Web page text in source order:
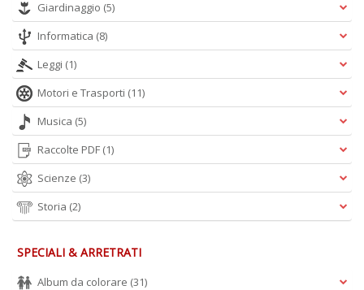
Giardinaggio (5)
Informatica (8)
Leggi (1)
Motori e Trasporti (11)
Musica (5)
Raccolte PDF (1)
Scienze (3)
Storia (2)
SPECIALI & ARRETRATI
Album da colorare (31)